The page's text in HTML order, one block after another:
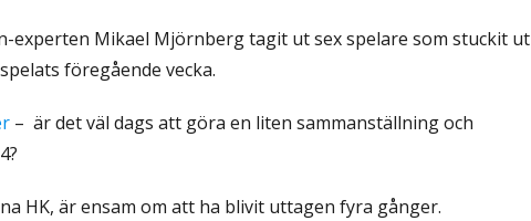
experten Mikael Mjörnberg tagit ut sex spelare som stuckit ut
föregående vecka.
– är det väl dags att göra en liten sammanställning och
HK, är ensam om att ha blivit uttagen fyra gånger.